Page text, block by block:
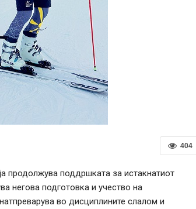
404
продолжува поддршката за истакнатиот
негова подготовка и учество на
во дисциплините слалом и